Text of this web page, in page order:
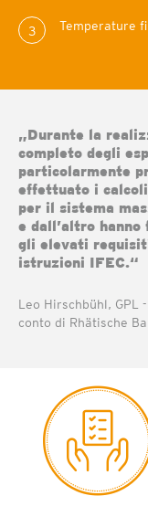
3 Temperature
„Durante la
completo degli
particolarmente
effettuato i
per il sistema
e dall’altro hanno
gli elevati
istruzioni IFEC.“
Leo Hirschbühl, GPL
conto di Rhätische